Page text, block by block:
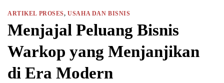
ARTIKEL PROSES,USAHA DAN BISNIS
Menjajal Peluang Bisnis
Warkop yang Menjanjikan
di Era Modern